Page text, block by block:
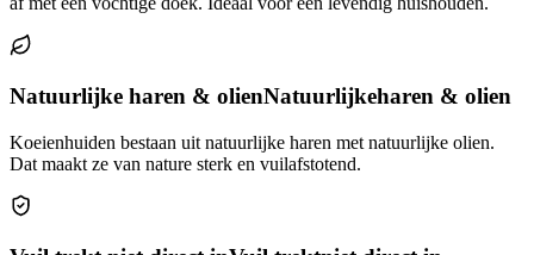
Natuurlijke haren & olienNatuurlijkeharen & olien
Koeienhuiden bestaan uit natuurlijke haren met natuurlijke olien.
Dat maakt ze van nature sterk en vuilafstotend.